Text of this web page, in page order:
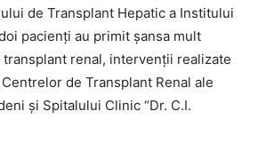
de Transplant Hepatic a Institului
pacienţi au primit şansa mult
renal, intervenţii realizate
de Transplant Renal ale
şi Spitalului Clinic “Dr. C.I.